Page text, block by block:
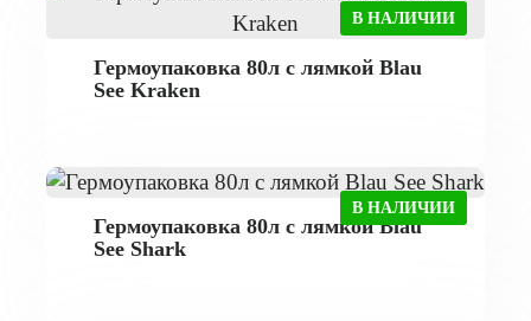
В НАЛИЧИИ
Гермоупаковка 80л с лямкой Blau
See Kraken
В НАЛИЧИИ
Гермоупаковка 80л с лямкой Blau
See Shark